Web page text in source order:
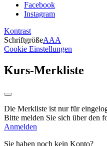
Facebook
Instagram
Kontrast
SchriftgrößeAAA
Cookie Einstellungen
Kurs-Merkliste
Die Merkliste ist nur für
Bitte melden Sie sich über den
Anmelden
Sie haben noch kein Konto?